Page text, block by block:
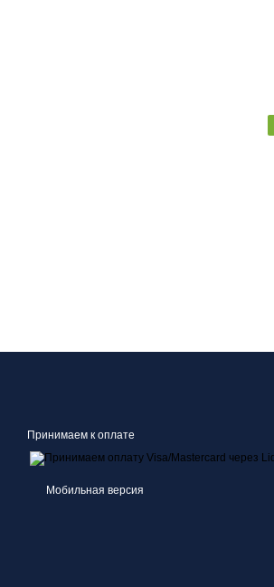
Принимаем к оплате
Мобильная версия